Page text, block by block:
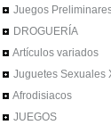
Juegos
DROGUERÍA
Artículos variados
Juguetes Sexuales
Afrodisiacos
JUEGOS